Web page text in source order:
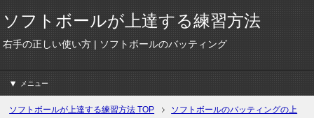
ソフトボールが上達する練習方法
右手の正しい使い方 | ソフトボールのバッティング
メニュー
ソフトボールが上達する練習方法 TOP
ソフトボールのバッティングの上